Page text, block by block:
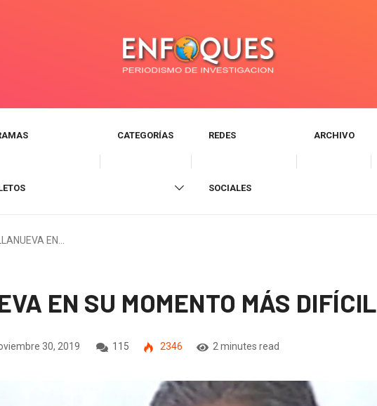
CATEGORÍAS REDES
SOCIALES
ARCHIVO
EN…
EN SU MOMENTO MÁS DIFÍCIL
30, 2019 115 2346 2 minutes read